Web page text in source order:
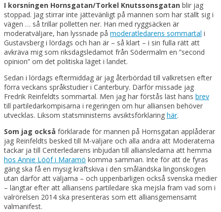
I korsningen Hornsgatan/Torkel Knutssonsgatan blir jag
stoppad. Jag stirrar inte jättevänligt på mannen som har ställt sig i
vägen … så trillar polletten ner. Han med ryggsäcken är
moderatväljare, han lyssnade på moderatledarens sommartal i
Gustavsberg i lördags och han är – så klart – i sin fulla rätt att
avkräva mig som riksdagsledamot från Södermalm en ”second
opinion” om det politiska läget i landet.
Sedan i lördags eftermiddag är jag återbördad till valkretsen efter
förra veckans språkstudier i Canterbury. Därför missade jag
Fredrik Reinfeldts sommartal. Men jag har förstås läst hans brev
till partiledarkompisarna i regeringen om hur alliansen behöver
utvecklas. Liksom statsministerns avsiktsförklaring här.
Som jag också förklarade för mannen på Hornsgatan applåderar
jag Reinfeldts besked till M-väljare och alla andra att Moderaterna
tackar ja till Centerledarens inbjudan till alliansledarna att hemma
hos Annie Lööf i Maramö komma samman. Inte för att de fyras
gäng ska få en mysig kräftskiva i den småländska lingonskogen
utan därför att väljarna – och uppenbarligen också svenska medier
– längtar efter att alliansens partiledare ska mejsla fram vad som i
valrörelsen 2014 ska presenteras som ett alliansgemensamt
valmanifest.